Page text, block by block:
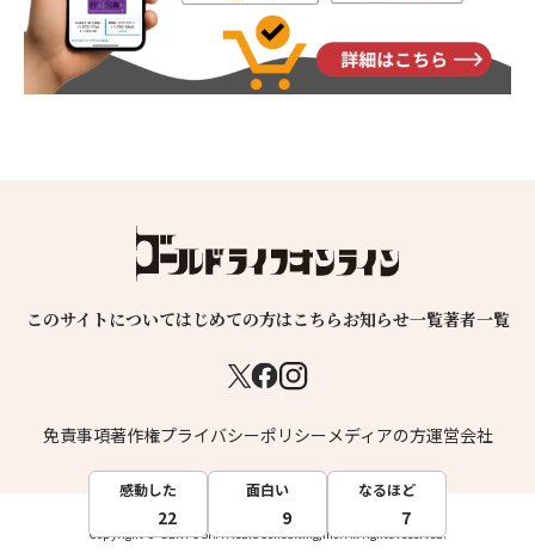
感動した
22
面白い
9
なるほど
7
このサイトについてはじめての方はこちらお知らせ一覧著者一覧
免責事項著作権プライバシーポリシー メディアの方運営会社
Copyright © GENTOSHA MediaConsulting,inc. All rights reserved.